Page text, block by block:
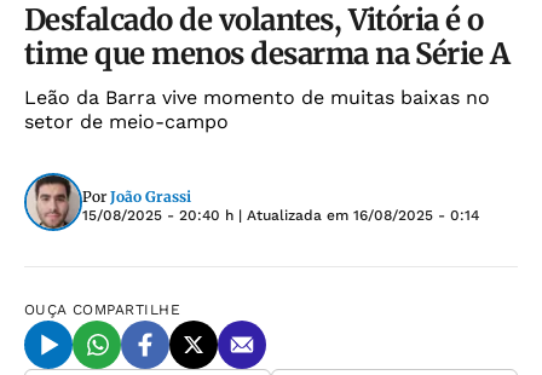
Desfalcado de volantes, Vitória é o
time que menos desarma na Série A
Leão da Barra vive momento de muitas baixas no
setor de meio-campo
Por João Grassi
15/08/2025 - 20:40 h | Atualizada em 16/08/2025 - 0:14
OUÇA COMPARTILHE